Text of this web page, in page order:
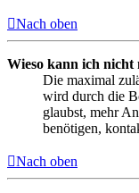
Nach oben
Wieso kann ich nicht
Die maximal
wird durch die
glaubst, mehr
benötigen,
Nach oben